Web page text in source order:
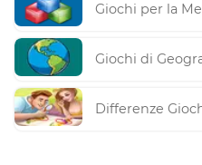
Giochi per la
Giochi di
Differenze